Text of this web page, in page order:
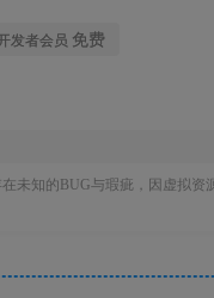
发者会员 免费
未知的BUG与瑕疵，因虚拟